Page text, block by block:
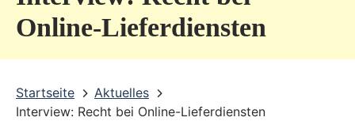
Online-Lieferdiensten
Startseite
Aktuelles
Interview: Recht bei Online-Lieferdiensten